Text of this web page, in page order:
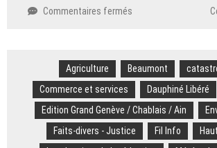
Commentaires fermés
L’abattoir
va
améliorer
le
bien-
être
Agriculture Beaumont
Commerce et services
Dauphiné Libéré
Edition Grand Genève / Chablais / Ain
Faits-divers - Justice
Fil Info